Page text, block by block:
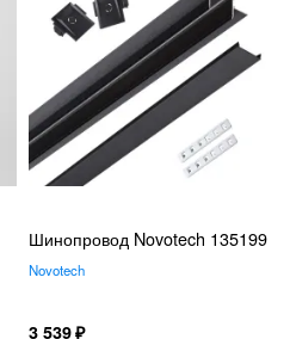
Шинопровод Novotech 135199
Novotech
3 539